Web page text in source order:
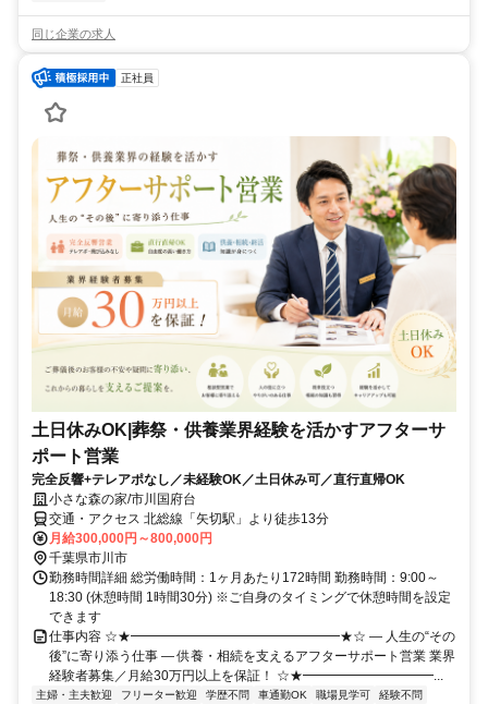
同じ企業の求人
正社員
土日休みOK|葬祭・供養業界経験を活かすアフターサ
ポート営業
完全反響+テレアポなし／未経験OK／土日休み可／直行直帰OK
小さな森の家/市川国府台
交通・アクセス 北総線「矢切駅」より徒歩13分
月給300,000円～800,000円
千葉県市川市
勤務時間詳細 総労働時間：1ヶ月あたり172時間 勤務時間：9:00～
18:30 (休憩時間 1時間30分) ※ご自身のタイミングで休憩時間を設定
できます
仕事内容 ☆★━━━━━━━━━━━━━━━━★☆ ― 人生の“その
後”に寄り添う仕事 ― 供養・相続を支えるアフターサポート営業 業界
経験者募集／月給30万円以上を保証！ ☆★━━━━━━━━━━...
主婦・主夫歓迎 フリーター歓迎 学歴不問 車通勤OK 職場見学可
経験不問